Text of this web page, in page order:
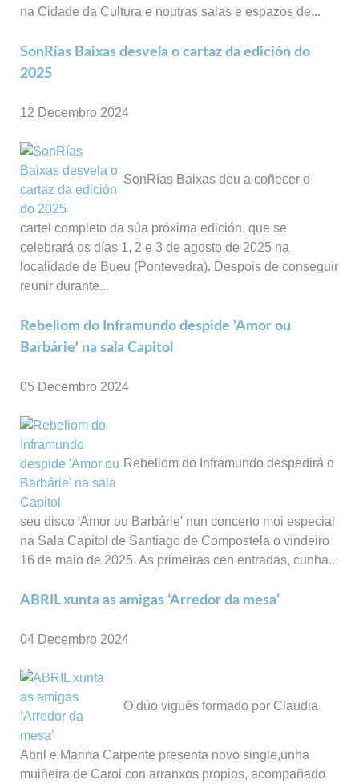
na Cidade da Cultura e noutras salas e espazos de...
SonRías Baixas desvela o cartaz da edición do
2025
12 Decembro 2024
SonRías Baixas deu a coñecer o
cartel completo da súa próxima edición, que se
celebrará os días 1, 2 e 3 de agosto de 2025 na
localidade de Bueu (Pontevedra). Despois de conseguir
reunir durante...
Rebeliom do Inframundo despide 'Amor ou
Barbárie' na sala Capitol
05 Decembro 2024
Rebeliom do Inframundo despedirá o
seu disco 'Amor ou Barbárie' nun concerto moi especial
na Sala Capitol de Santiago de Compostela o vindeiro
16 de maio de 2025. As primeiras cen entradas, cunha...
ABRIL xunta as amigas ‘Arredor da mesa’
04 Decembro 2024
O dúo vigués formado por Claudia
Abril e Marina Carpente presenta novo single,unha
muiñeira de Caroi con arranxos propios, acompañado